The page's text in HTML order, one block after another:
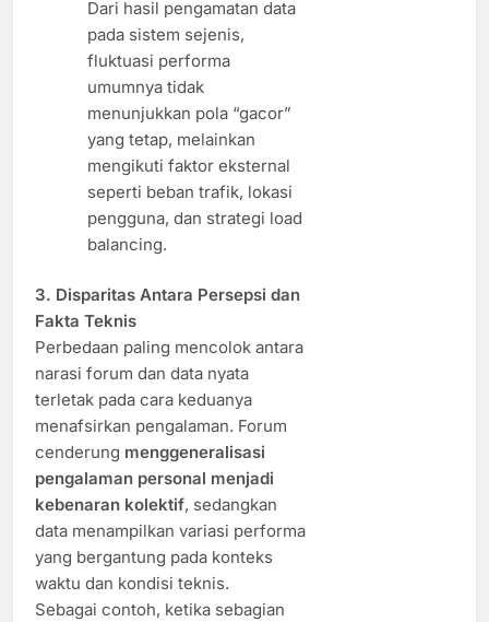
Dari hasil pengamatan data
pada sistem sejenis,
fluktuasi performa
umumnya tidak
menunjukkan pola “gacor”
yang tetap, melainkan
mengikuti faktor eksternal
seperti beban trafik, lokasi
pengguna, dan strategi load
balancing.
3. Disparitas Antara Persepsi dan
Fakta Teknis
Perbedaan paling mencolok antara
narasi forum dan data nyata
terletak pada cara keduanya
menafsirkan pengalaman. Forum
cenderung menggeneralisasi
pengalaman personal menjadi
kebenaran kolektif, sedangkan
data menampilkan variasi performa
yang bergantung pada konteks
waktu dan kondisi teknis.
Sebagai contoh, ketika sebagian